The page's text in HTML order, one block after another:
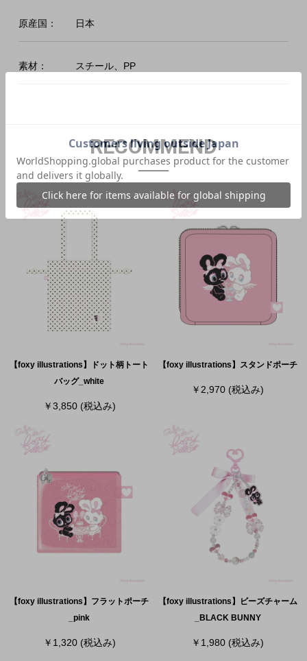
原産国： 日本
素材： スチール、PP
RECOMMEND
【foxy illustrations】ドット柄トート
バッグ_white
￥3,850 (税込み)
【foxy illustrations】スタンドポーチ
￥2,970 (税込み)
【foxy illustrations】フラットポーチ
_pink
￥1,320 (税込み)
【foxy illustrations】ビーズチャーム
_BLACK BUNNY
￥1,980 (税込み)